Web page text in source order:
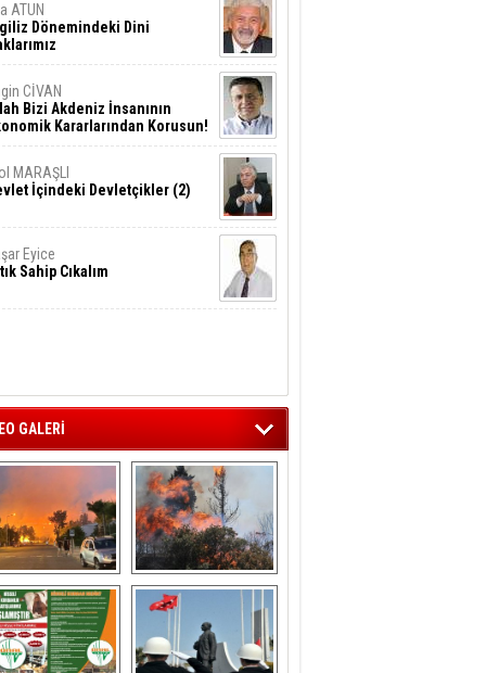
ATUN
Dönemindeki Dini
CİVAN
Bizi Akdeniz İnsanının
Kararlarından Korusun!
MARAŞLI
İçindeki Devletçikler (2)
Eyice
Sahip Cıkalım
GALERİ
‘da  otluk
alanda çıkan
yangın evlere
sıçramadan
söndürüldü
Aliağa'nın Ciğerleri